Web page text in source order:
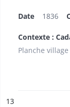
Date 1836
Contexte :
Planche village
n°
13